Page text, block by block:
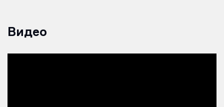
Видео